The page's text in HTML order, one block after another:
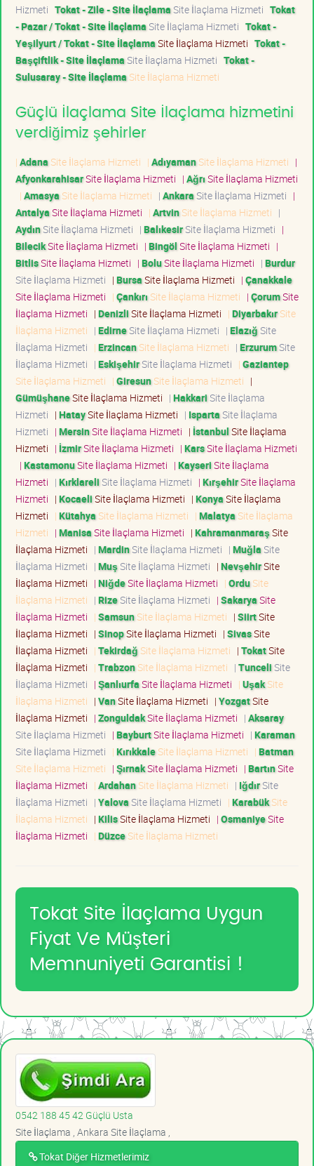
Hizmeti Tokat - Zile - Site İlaçlamaSite İlaçlama Hizmeti Tokat
- Pazar / Tokat - Site İlaçlamaSite İlaçlama Hizmeti Tokat -
Yeşilyurt / Tokat - Site İlaçlamaSite İlaçlama Hizmeti Tokat -
Başçiftlik - Site İlaçlamaSite İlaçlama Hizmeti Tokat -
Sulusaray - Site İlaçlama Site İlaçlama Hizmeti
Güçlü İlaçlama Site İlaçlama hizmetini
verdiğimiz şehirler
| Adana Site İlaçlama Hizmeti | AdıyamanSite İlaçlama Hizmeti |
AfyonkarahisarSite İlaçlama Hizmeti | AğrıSite İlaçlama Hizmeti
| Amasya Site İlaçlama Hizmeti | AnkaraSite İlaçlama Hizmeti |
AntalyaSite İlaçlama Hizmeti | ArtvinSite İlaçlama Hizmeti |
AydınSite İlaçlama Hizmeti | BalıkesirSite İlaçlama Hizmeti |
BilecikSite İlaçlama Hizmeti | BingölSite İlaçlama Hizmeti |
BitlisSite İlaçlama Hizmeti | BoluSite İlaçlama Hizmeti | Burdur
Site İlaçlama Hizmeti | BursaSite İlaçlama Hizmeti | Çanakkale
Site İlaçlama Hizmeti | Çankırı Site İlaçlama Hizmeti | ÇorumSite
İlaçlama Hizmeti | DenizliSite İlaçlama Hizmeti | DiyarbakırSite
İlaçlama Hizmeti | EdirneSite İlaçlama Hizmeti | ElazığSite
İlaçlama Hizmeti | ErzincanSite İlaçlama Hizmeti | ErzurumSite
İlaçlama Hizmeti | EskişehirSite İlaçlama Hizmeti | Gaziantep
Site İlaçlama Hizmeti | GiresunSite İlaçlama Hizmeti |
GümüşhaneSite İlaçlama Hizmeti | HakkariSite İlaçlama
Hizmeti | HataySite İlaçlama Hizmeti | IspartaSite İlaçlama
Hizmeti | MersinSite İlaçlama Hizmeti | İstanbulSite İlaçlama
Hizmeti | İzmirSite İlaçlama Hizmeti | KarsSite İlaçlama Hizmeti
| KastamonuSite İlaçlama Hizmeti | KayseriSite İlaçlama
Hizmeti | KırklareliSite İlaçlama Hizmeti | KırşehirSite İlaçlama
Hizmeti | KocaeliSite İlaçlama Hizmeti | KonyaSite İlaçlama
Hizmeti | Kütahya Site İlaçlama Hizmeti | Malatya Site İlaçlama
Hizmeti | ManisaSite İlaçlama Hizmeti | KahramanmaraşSite
İlaçlama Hizmeti | MardinSite İlaçlama Hizmeti | MuğlaSite
İlaçlama Hizmeti | MuşSite İlaçlama Hizmeti | NevşehirSite
İlaçlama Hizmeti | NiğdeSite İlaçlama Hizmeti | OrduSite
İlaçlama Hizmeti | RizeSite İlaçlama Hizmeti | SakaryaSite
İlaçlama Hizmeti | SamsunSite İlaçlama Hizmeti | SiirtSite
İlaçlama Hizmeti | SinopSite İlaçlama Hizmeti | SivasSite
İlaçlama Hizmeti | Tekirdağ Site İlaçlama Hizmeti | TokatSite
İlaçlama Hizmeti | TrabzonSite İlaçlama Hizmeti | TunceliSite
İlaçlama Hizmeti | ŞanlıurfaSite İlaçlama Hizmeti | UşakSite
İlaçlama Hizmeti | VanSite İlaçlama Hizmeti | YozgatSite
İlaçlama Hizmeti | ZonguldakSite İlaçlama Hizmeti | Aksaray
Site İlaçlama Hizmeti | BayburtSite İlaçlama Hizmeti | Karaman
Site İlaçlama Hizmeti | KırıkkaleSite İlaçlama Hizmeti | Batman
Site İlaçlama Hizmeti | ŞırnakSite İlaçlama Hizmeti | BartınSite
İlaçlama Hizmeti | ArdahanSite İlaçlama Hizmeti | IğdırSite
İlaçlama Hizmeti | YalovaSite İlaçlama Hizmeti | KarabükSite
İlaçlama Hizmeti | KilisSite İlaçlama Hizmeti | OsmaniyeSite
İlaçlama Hizmeti | DüzceSite İlaçlama Hizmeti
Tokat Site İlaçlama Uygun
Fiyat Ve Müşteri
Memnuniyeti Garantisi !
0542 188 45 42 Güçlü Usta
Site İlaçlama , Ankara Site İlaçlama ,
Tokat Diğer Hizmetlerimiz